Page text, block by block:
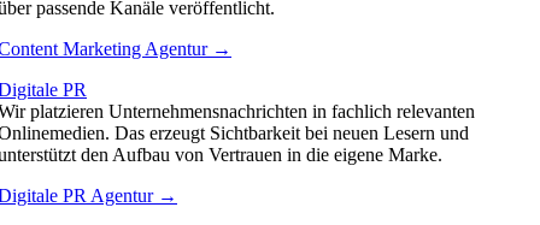
passende Kanäle veröffentlicht.
Marketing Agentur →
PR
platzieren Unternehmensnachrichten in fachlich relevanten
Das erzeugt Sichtbarkeit bei neuen Lesern und
den Aufbau von Vertrauen in die eigene Marke.
PR Agentur →